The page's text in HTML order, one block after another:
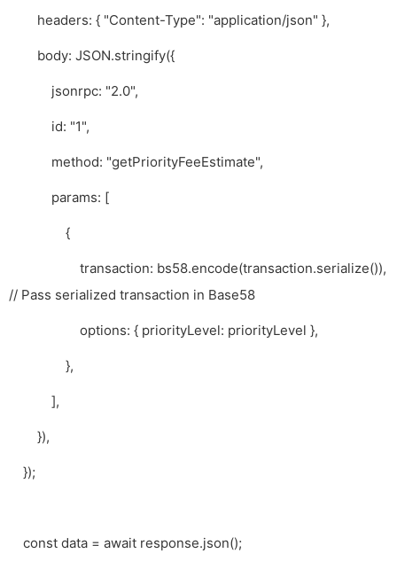
headers: { "Content-Type": "application/json" },
body: JSON.stringify({
jsonrpc: "2.0",
id: "1",
method: "getPriorityFeeEstimate",
params: [
{
transaction: bs58.encode(transaction.serialize()),
// Pass serialized transaction in Base58
options: { priorityLevel: priorityLevel },
},
],
}),
});
const data = await response.json();